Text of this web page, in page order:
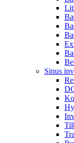
Sinus